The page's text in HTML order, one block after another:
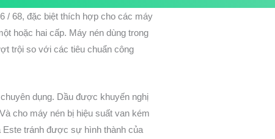
/ 68, đặc biệt thích hợp cho các máy
hoặc hai cấp. Máy nén dùng trong
trội so với các tiêu chuẩn công
dụng. Dầu được khuyến nghị
cho máy nén bị hiệu suất van kém
tránh được sự hình thành của